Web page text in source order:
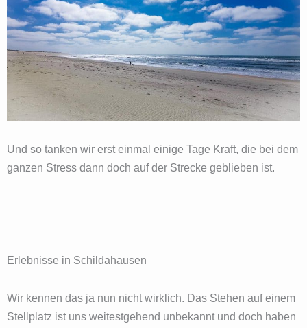
Und so tanken wir erst einmal einige Tage Kraft, die bei dem
ganzen Stress dann doch auf der Strecke geblieben ist.
Erlebnisse in Schildahausen
Wir kennen das ja nun nicht wirklich. Das Stehen auf einem
Stellplatz ist uns weitestgehend unbekannt und doch haben